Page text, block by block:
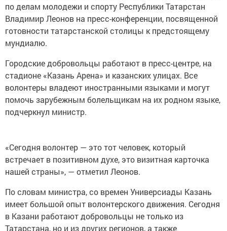
по делам молодежи и спорту Республики Татарстан
Владимир Леонов на пресс-конференции, посвященной
готовности татарстанской столицы к предстоящему
мундиалю.
Городские добровольцы работают в пресс-центре, на
стадионе «Казань Арена» и казанских улицах. Все
волонтеры владеют иностранными языками и могут
помочь зарубежным болельщикам на их родном языке,
подчеркнул министр.
«Сегодня волонтер — это тот человек, который
встречает в позитивном духе, это визитная карточка
нашей страны», — отметил Леонов.
По словам министра, со времен Универсиады Казань
имеет большой опыт волонтерского движения. Сегодня
в Казани работают добровольцы не только из
Татарстана, но и из других регионов, а также